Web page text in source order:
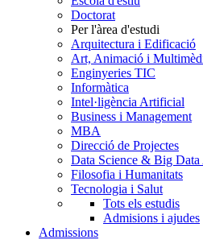
Doctorat
Per l'àrea d'estudi
Arquitectura i Edificació
Art, Animació i
Enginyeries TIC
Informàtica
Intel·ligència Artificial
Business i Management
MBA
Direcció de Projectes
Data Science & Big
Filosofia i Humanitats
Tecnologia i Salut
Tots els estudis
Admisions i ajudes
Admissions